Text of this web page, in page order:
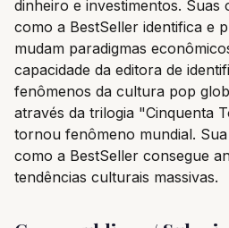
dinheiro e investimentos. Suas
como a BestSeller identifica e
mudam paradigmas
capacidade da editora de
fenômenos da cultura pop
através da trilogia "Cinquenta
tornou fenômeno mundial.
como a BestSeller consegue
tendências culturais massivas.